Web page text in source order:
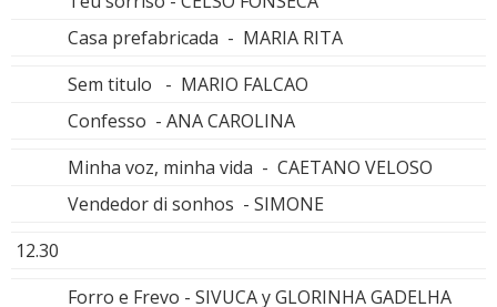
Casa prefabricada - MARIA RITA
Sem titulo - MARIO FALCAO
Confesso - ANA CAROLINA
Minha voz, minha vida - CAETANO VELOSO
Vendedor di sonhos - SIMONE
12.30
Forro e Frevo - SIVUCA y GLORINHA GADELHA